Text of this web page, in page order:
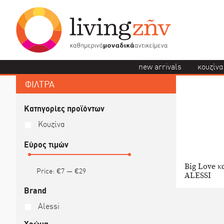
new arrivals κουζίνα
ΦΙΛΤΡΑ
Κατηγορίες προϊόντων
Κουζίνα
Εύρος τιμών
Price: €7— €29
Brand
Alessi
Big Love
ALESSI